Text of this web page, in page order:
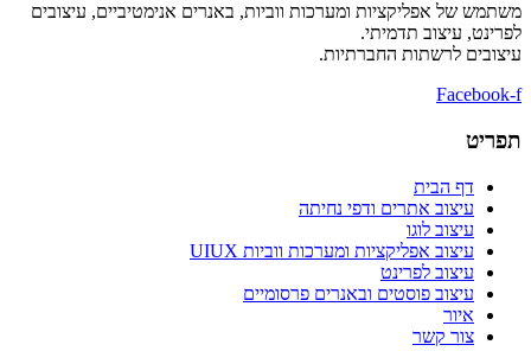
משתמש של אפליקציות ומערכות ווביות, באנרים אנימטיביים, עיצובים
לפרינט, עיצוב תדמיתי.
עיצובים לרשתות החברתיות.
Facebook-f
תפריט
דף הבית
עיצוב אתרים ודפי נחיתה
עיצוב לוגו
עיצוב אפליקציות ומערכות ווביות UIUX​
עיצוב לפרינט
עיצוב פוסטים ובאנרים פרסומיים
איור
צור קשר